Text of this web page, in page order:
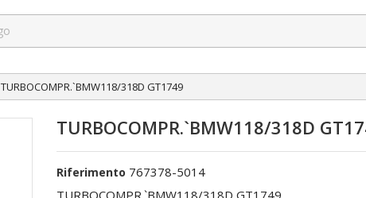
TURBOCOMPR.`BMW118/318D GT1749
TURBOCOMPR.`BMW118/318D
Riferimento 767378-5014